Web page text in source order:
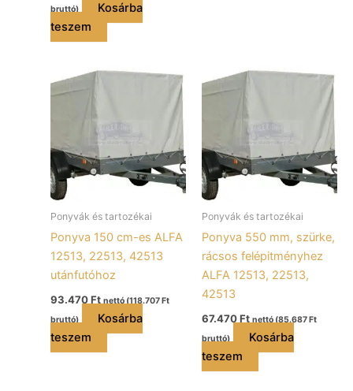
bruttó)
Kosárba
teszem
Ponyvák és tartozékai
Ponyva 150 cm-es ALFA
12513, 22513, 42513
utánfutóhoz
93.470Ft nettó (118.707Ft
bruttó)
Kosárba
teszem
Ponyvák és tartozékai
Ponyva 550 mm, szürke,
rácsos felépitményhez
ALFA 12513, 22513,
42513
67.470Ft nettó (85.687Ft
bruttó)
Kosárba
teszem